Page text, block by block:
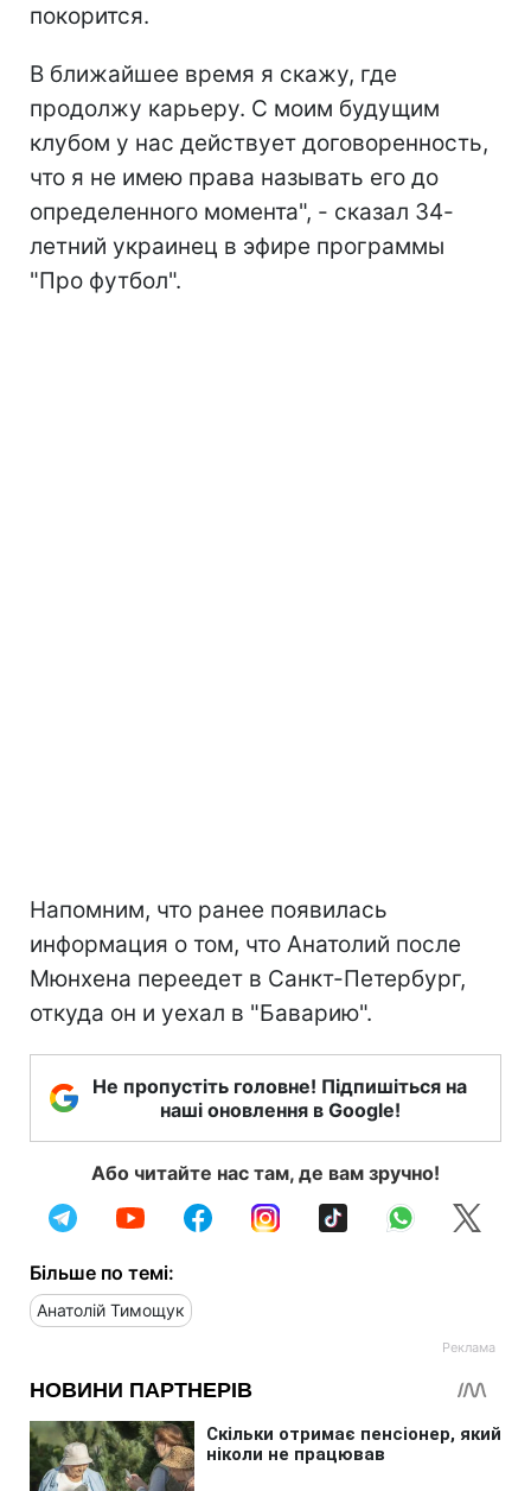
покорится.
В ближайшее время я скажу, где
продолжу карьеру. С моим будущим
клубом у нас действует договоренность,
что я не имею права называть его до
определенного момента", - сказал 34-
летний украинец в эфире программы
"Про футбол".
Напомним, что ранее появилась
информация о том, что Анатолий после
Мюнхена переедет в Санкт-Петербург,
откуда он и уехал в "Баварию".
Не пропустіть головне! Підпишіться на
наші оновлення в Google!
Або читайте нас там, де вам зручно!
Більше по темі:
Анатолій Тимощук